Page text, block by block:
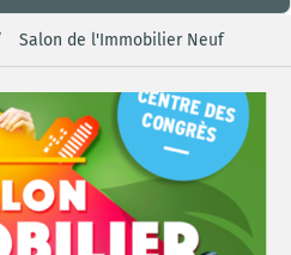
Salon de l'Immobilier Neuf